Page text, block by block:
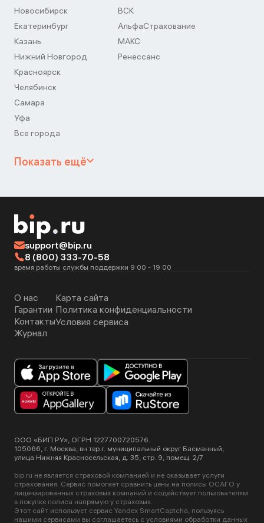
Новосибирск
Екатеринбург
Казань
Нижний Новгород
Красноярск
Челябинск
Самара
Уфа
Все города
ВСК
АльфаСтрахование
МАКС
Ренессанс
Показать ещё
support@bip.ru
8 (800) 333-70-58
время работы службы поддержки 9:00 - 19:00
О нас
Гарантии
Контакты
Журнал
Карта сайта
Политика конфиденциальности
Условия сервиса
ООО «БИП.РУ», ОГРН 1227700720576.
105066, г. Москва, вн.тер.г. муниципальный округ Басманный,
улица Нижняя Красносельская, д. 35, стр. 9, помещ. 2/7
bip.ru не является страховой компанией и не оказывает услуги
страхования. Сервис помогает сравнить цены на полисы ОСАГО у
лицензированных страховых компаний и содействует пользователям
в покупке полиса напрямую у страховых.
Этот сайт использует сервис Yandex SmartCaptcha, пользуясь
нашими сервисами вы соглашаетесь с условиями обработки данных